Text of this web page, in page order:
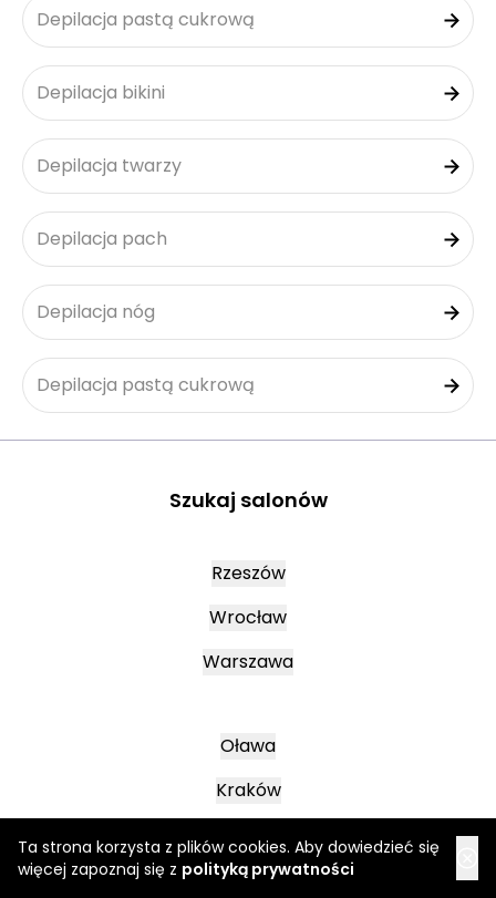
Ta strona korzysta z plików cookies. Aby dowiedzieć się
więcej zapoznaj się z polityką prywatności
Depilacja pastą cukrową
Depilacja bikini
Depilacja twarzy
Depilacja pach
Depilacja nóg
Depilacja pastą cukrową
Szukaj salonów
Rzeszów
Wrocław
Warszawa
Oława
Kraków
Lublin